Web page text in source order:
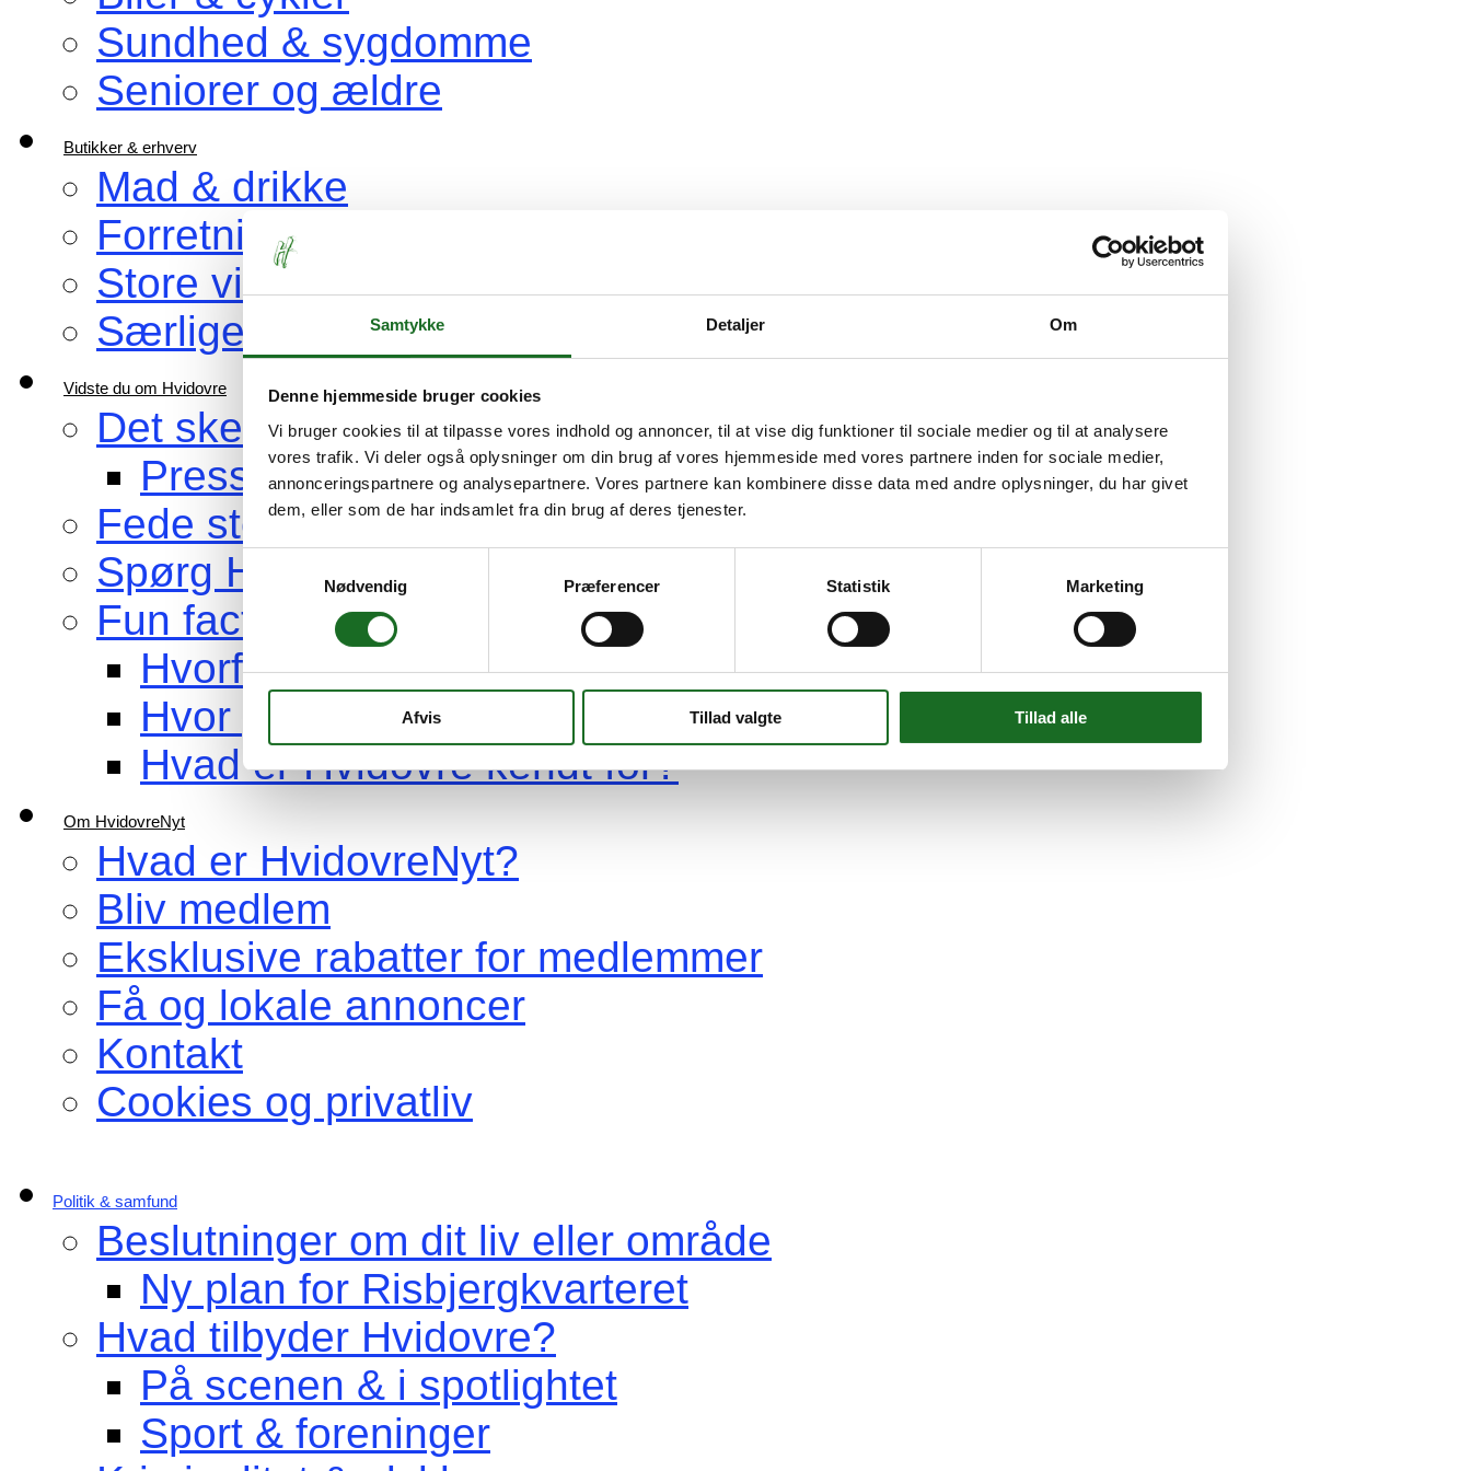
Samtykke Detaljer Om
Denne hjemmeside bruger cookies
Vi bruger cookies til at tilpasse vores indhold og annoncer, til at vise dig funktioner til sociale medier og til at analysere
vores trafik. Vi deler også oplysninger om din brug af vores hjemmeside med vores partnere inden for sociale medier,
annonceringspartnere og analysepartnere. Vores partnere kan kombinere disse data med andre oplysninger, du har givet
dem, eller som de har indsamlet fra din brug af deres tjenester.
Nødvendig
Præferencer Statistik Marketing
Afvis Tillad valgte Tillad alle
Sundhed & sygdomme
Seniorer og ældre
Butikker & erhverv
Mad & drikke
Forretninger, du bruger
Store virksomheder
Særlige venner af HvidovreNyt
Vidste du om Hvidovre
Det sker i Hvidovre
Pressemeddelelser
Fede steder at besøge
Spørg HvidovreNyt
Fun facts om Hvidovre
Hvorfor hedder byen Hvidovre?
Hvor gammel er Hvidovre?
Hvad er Hvidovre kendt for?
Om HvidovreNyt
Hvad er HvidovreNyt?
Bliv medlem
Eksklusive rabatter for medlemmer
Få og lokale annoncer
Kontakt
Cookies og privatliv
Politik & samfund
Beslutninger om dit liv eller område
Ny plan for Risbjergkvarteret
Hvad tilbyder Hvidovre?
På scenen & i spotlightet
Sport & foreninger